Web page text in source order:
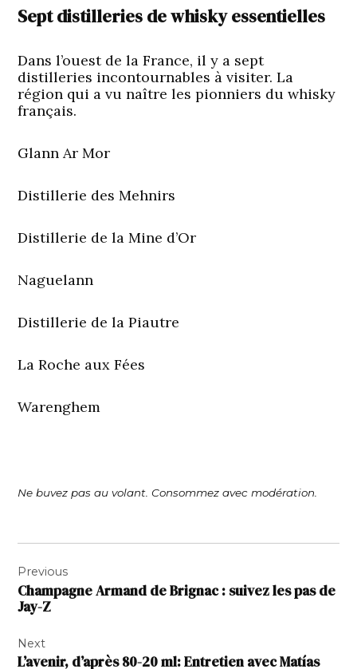
Sept distilleries de whisky essentielles
Dans l’ouest de la France, il y a sept
distilleries incontournables à visiter. La
région qui a vu naître les pionniers du whisky
français.
Glann Ar Mor
Distillerie des Mehnirs
Distillerie de la Mine d’Or
Naguelann
Distillerie de la Piautre
La Roche aux Fées
Warenghem
Ne buvez pas au volant. Consommez avec modération.
de
l’article
Previous
Champagne Armand de Brignac : suivez les pas de
Jay-Z
Next
L’avenir, d’après 80-20 ml: Entretien avec Matías